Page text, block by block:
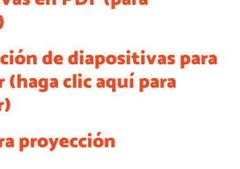
de diapositivas para
clic aquí para
proyección